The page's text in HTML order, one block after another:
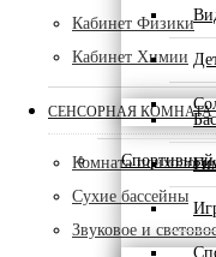
Спортивный
Кабинет Физики
Кабинет Химии
СЕНСОРНАЯ КОМНАТА
Комната
Сухие бассейны
Звуковое и